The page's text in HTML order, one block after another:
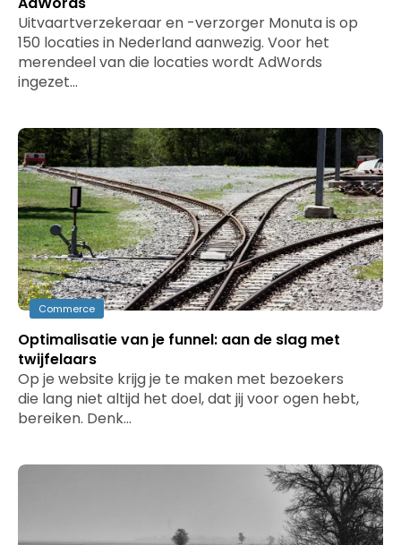
Uitvaartverzekeraar en -verzorger Monuta is op
150 locaties in Nederland aanwezig. Voor het
merendeel van die locaties wordt AdWords
ingezet…
Commerce
Optimalisatie van je funnel: aan de slag met
twijfelaars
Op je website krijg je te maken met bezoekers
die lang niet altijd het doel, dat jij voor ogen hebt,
bereiken. Denk…